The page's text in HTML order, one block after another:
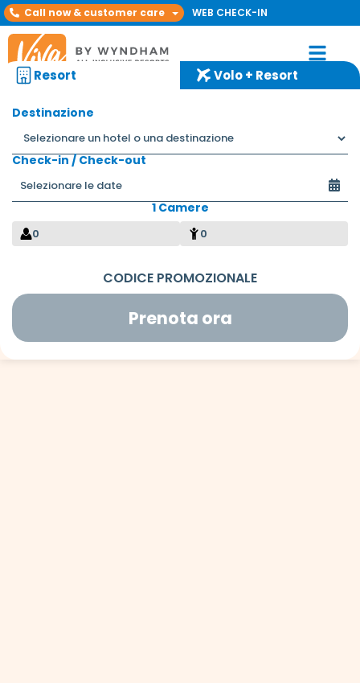
Call now & customer care WEB CHECK-IN
Resort Volo + Resort
Destinazione
Check-in / Check-out
1 Camere
0 0
Prenota ora
Sam e Hanine